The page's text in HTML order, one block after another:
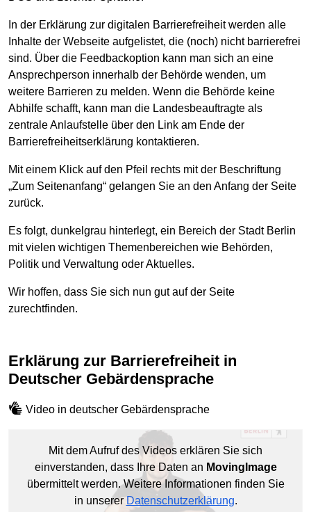
In der Erklärung zur digitalen Barrierefreiheit werden alle
Inhalte der Webseite aufgelistet, die (noch) nicht barrierefrei
sind. Über die Feedbackoption kann man sich an eine
Ansprechperson innerhalb der Behörde wenden, um
weitere Barrieren zu melden. Wenn die Behörde keine
Abhilfe schafft, kann man die Landesbeauftragte als
zentrale Anlaufstelle über den Link am Ende der
Barrierefreiheitserklärung kontaktieren.
Mit einem Klick auf den Pfeil rechts mit der Beschriftung
„Zum Seitenanfang“ gelangen Sie an den Anfang der Seite
zurück.
Es folgt, dunkelgrau hinterlegt, ein Bereich der Stadt Berlin
mit vielen wichtigen Themenbereichen wie Behörden,
Politik und Verwaltung oder Aktuelles.
Wir hoffen, dass Sie sich nun gut auf der Seite
zurechtfinden.
Erklärung zur Barrierefreiheit in
Deutscher Gebärdensprache
Video in deutscher Gebärdensprache
Mit dem Aufruf des Videos erklären Sie sich
einverstanden, dass Ihre Daten an MovingImage
übermittelt werden. Weitere Informationen finden Sie
in unsererDatenschutzerklärung.